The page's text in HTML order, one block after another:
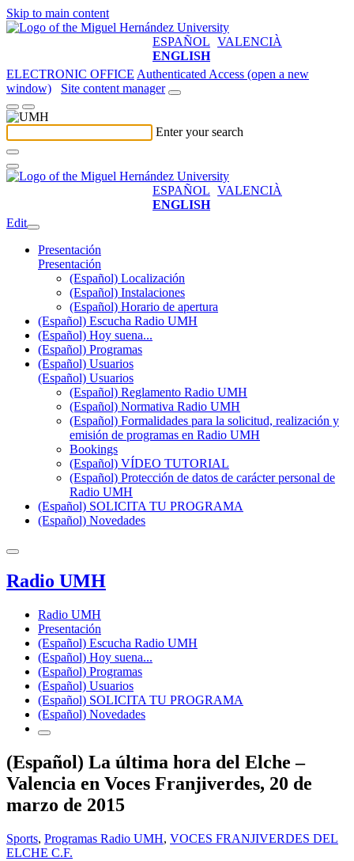
Skip to main content
ESPAÑOL VALENCIÀ
ENGLISH
ELECTRONIC OFFICE Authenticated Access (open a new
window)
Site content manager
Enter your search
ESPAÑOL VALENCIÀ
ENGLISH
Edit
Presentación
Presentación
(Español) Localización
(Español) Instalaciones
(Español) Horario de apertura
(Español) Escucha Radio UMH
(Español) Hoy suena...
(Español) Programas
(Español) Usuarios
(Español) Usuarios
(Español) Reglamento Radio UMH
(Español) Normativa Radio UMH
(Español) Formalidades para la solicitud, realización y
emisión de programas en Radio UMH
Bookings
(Español) VÍDEO TUTORIAL
(Español) Protección de datos de carácter personal de
Radio UMH
(Español) SOLICITA TU PROGRAMA
(Español) Novedades
Radio UMH
Radio UMH
Presentación
(Español) Escucha Radio UMH
(Español) Hoy suena...
(Español) Programas
(Español) Usuarios
(Español) SOLICITA TU PROGRAMA
(Español) Novedades
(Español) La última hora del Elche –
Valencia en Voces Franjiverdes, 20 de
marzo de 2015
Sports, Programas Radio UMH, VOCES FRANJIVERDES DEL
ELCHE C.F.